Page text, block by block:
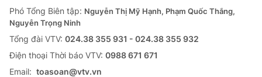
Phó Tổng Biên tập: Nguyễn Thị Mỹ Hạnh, Phạm Quốc Thắng,
Nguyễn Trọng Ninh
Tổng đài VTV: 024.38 355 931 - 024.38 355 932
Ðiện thoại Thời báo VTV: 0988 671 671
Email: toasoan@vtv.vn